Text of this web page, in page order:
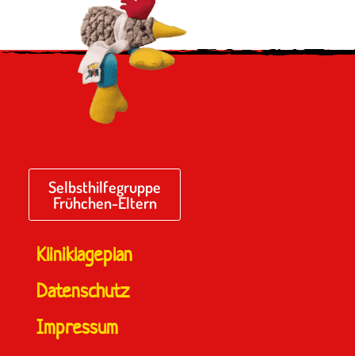
Selbsthilfegruppe
Frühchen-Eltern
Kliniklageplan
Datenschutz
Impressum